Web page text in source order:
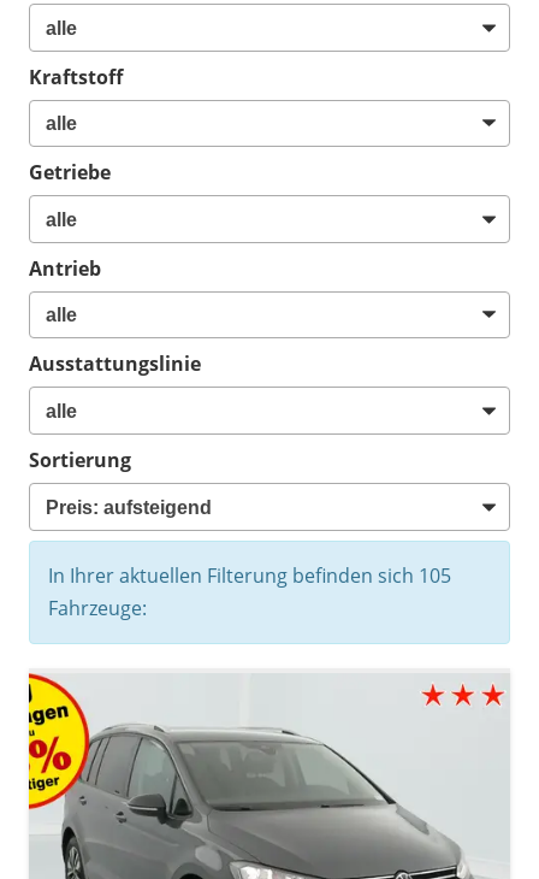
Kraftstoff
Getriebe
Antrieb
Ausstattungslinie
Sortierung
In Ihrer aktuellen Filterung befinden sich 105
Fahrzeuge: